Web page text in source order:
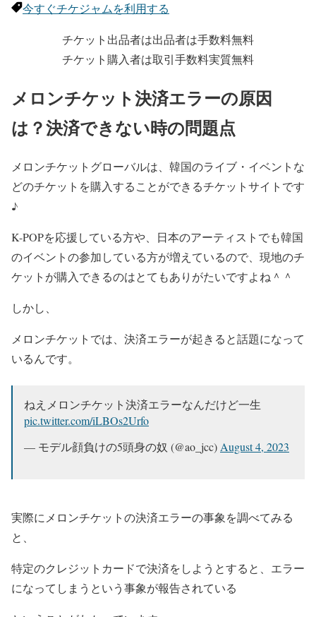
今すぐチケジャムを利用する
チケット出品者は出品者は手数料無料
チケット購入者は取引手数料実質無料
メロンチケット決済エラーの原因
は？決済できない時の問題点
メロンチケットグローバルは、韓国のライブ・イベントな
どのチケットを購入することができるチケットサイトです
♪
K-POPを応援している方や、日本のアーティストでも韓国
のイベントの参加している方が増えているので、現地のチ
ケットが購入できるのはとてもありがたいですよね＾＾
しかし、
メロンチケットでは、決済エラーが起きると話題になって
いるんです。
ねえメロンチケット決済エラーなんだけど一生
pic.twitter.com/iLBOs2Urfo
— モデル顔負けの5頭身の奴 (@ao_jcc) August 4, 2023
実際にメロンチケットの決済エラーの事象を調べてみる
と、
特定のクレジットカードで決済をしようとすると、エラー
になってしまうという事象が報告されている